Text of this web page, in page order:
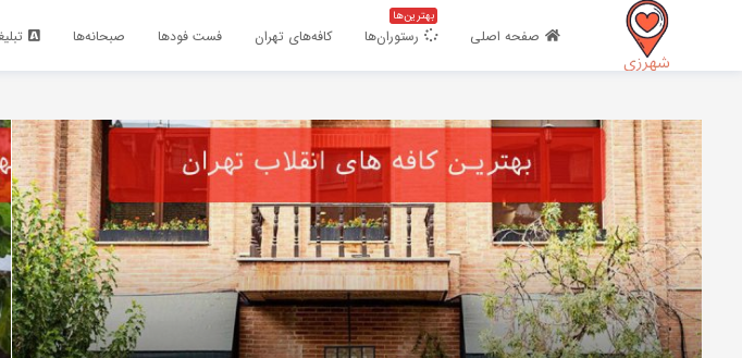
اشتراک گذاری
اشتراک بگذارید.
کپی لینک
صفحه اصلی رستوران‌ها
بهترین‌ها
کافه‌های تهران فست فود‌ها صبحانه‌ها